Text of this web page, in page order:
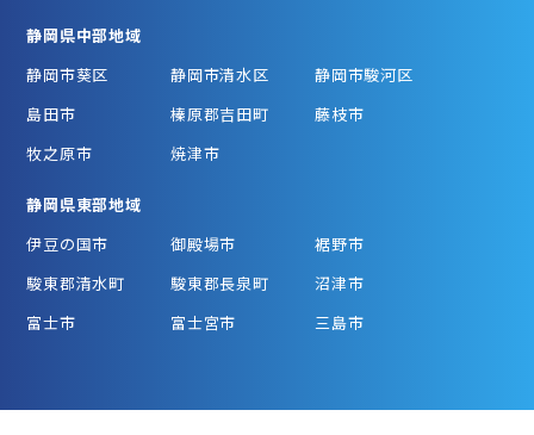
静岡県中部地域
静岡市葵区
静岡市清水区
静岡市駿河区
島田市
榛原郡吉田町
藤枝市
牧之原市
焼津市
静岡県東部地域
伊豆の国市
御殿場市
裾野市
駿東郡清水町
駿東郡長泉町
沼津市
富士市
富士宮市 三島市